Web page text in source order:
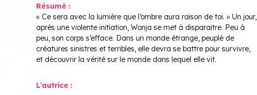
Résumé :
« Ce sera avec la lumière que l’ombre aura raison de toi. » Un jour,
après une violente initiation, Wonja se met à disparaitre. Peu à
peu, son corps s’efface. Dans un monde étrange, peuplé de
créatures sinistres et terribles, elle devra se battre pour survivre,
et découvrir la vérité sur le monde dans lequel elle vit.
L’autrice :